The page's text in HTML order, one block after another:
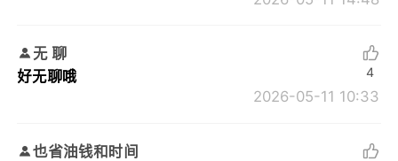
无 聊
好无聊哦
2026-05-11 10:33
4
也省油钱和时间